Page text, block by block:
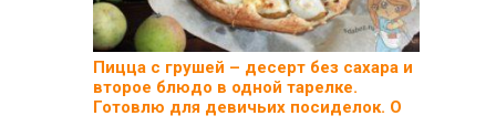
Пицца с грушей – десерт без сахара и
второе блюдо в одной тарелке.
Готовлю для девичьих посиделок. О